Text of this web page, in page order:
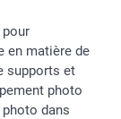
en matière de
supports et
photo
dans